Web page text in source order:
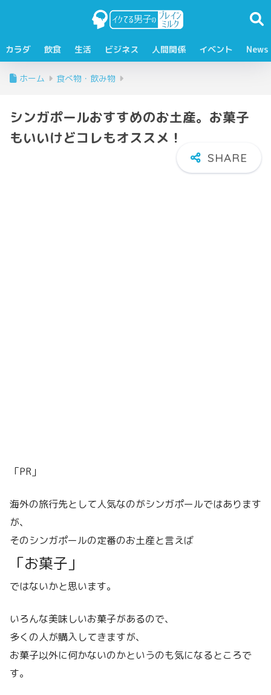
カラダ 飲食 生活 ビジネス 人間関係 イベント News
ホーム 食べ物・飲み物
シンガポールおすすめのお土産。お菓子
もいいけどコレもオススメ！
「PR」
海外の旅行先として人気なのがシンガポールではあります
が、
そのシンガポールの定番のお土産と言えば
「お菓子」
ではないかと思います。
いろんな美味しいお菓子があるので、
多くの人が購入してきますが、
お菓子以外に何かないのかというのも気になるところで
す。